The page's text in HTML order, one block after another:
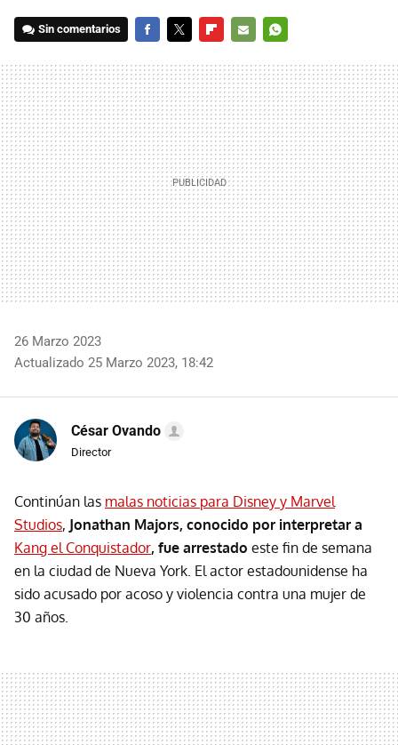
Sin comentarios
MAIL
26 Marzo 2023
Actualizado 25 Marzo 2023, 18:42
César Ovando
Director
Continúan las malas noticias para Disney y Marvel
Studios, Jonathan Majors, conocido por interpretar a
Kang el Conquistador, fue arrestado este fin de semana
en la ciudad de Nueva York. El actor estadounidense ha
sido acusado por acoso y violencia contra una mujer de
30 años.